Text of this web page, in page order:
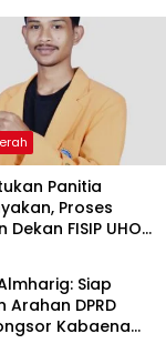
Panitia
Proses
Dekan FISIP UHO
Siap
Arahan DPRD
Kabaena